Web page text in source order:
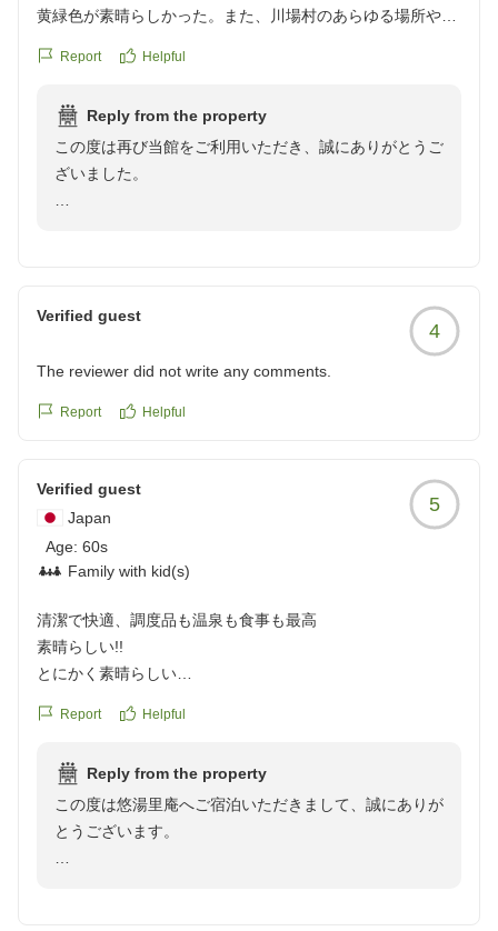
黄緑色が素晴らしかった。また、川場村のあらゆる場所や施
梅雨時期の宿泊も乙なものです。
前回訪問はコロナ禍で接客がイマイチに感じましたが今回は
接客、食事、お風呂、部屋、どれも大満足でした。
ただ露天風呂が44Cと熱めなので要注意。内湯の源泉掛け流
しの湯槽は38Cくらいなので熱いお湯が苦手でも大丈夫で
で小さいお子さんはそれも楽しい思い出になると思います。
https://review.travel.rakuten.co.jp/hotel/voice/105970?
Report Helpful
Reply from the property
この度は再び当館をご利用いただき、誠にありがとうご
ざいました。
ただけたようで何よりでございます。
また、前回のご宿泊時と比べ、今回は接客・お食事・お
スタッフ一同にとって大きな励みになります。温かいお
露天風呂の温度についてもご感想をお寄せいただきあり
がとうございます。内湯の源泉かけ流し浴槽は、源泉本
来のぬるめの湯温をお楽しみいただけるため、熱いお湯
が苦手な方にもご好評いただいております。露天風呂に
り快適にお楽しみいただけるよう工夫してまいります。
また、別館までの電動カートやモノレールも旅の思い出
の一つとしてお楽しみいただけたようで、大変嬉しく思
当館ならではの設備でございます。
これからも四季折々の美しい景色と心を込めたおもてな
しで、何度訪れてもご満足いただける宿を目指してまい
ります。
Verified guest
4
The reviewer did not write any comments.
Report Helpful
Verified guest
Japan
Age: 60s
Family with kid(s)
5
清潔で快適、調度品も温泉も食事も最高
素晴らしい!!
とにかく素晴らしい
温泉も食事もスタッフさんも最高でした
せました
クチコミの詳細はこちらから
https://review.travel.rakuten.co.jp/hotel/voice/105970?
reviewId=33123477900202
Report Helpful
Reply from the property
この度は悠湯里庵へご宿泊いただきまして、誠にありが
とうございます。